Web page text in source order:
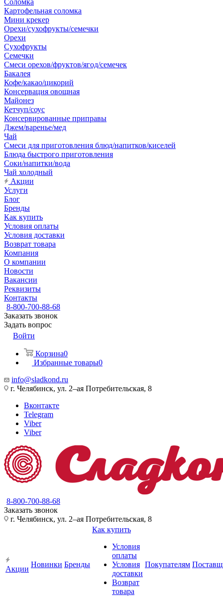
Соломка
Картофельная соломка
Мини крекер
Орехи/сухофрукты/семечки
Орехи
Сухофрукты
Семечки
Смеси орехов/фруктов/ягод/семечек
Бакалея
Кофе/какао/цикорий
Консервация овощная
Майонез
Кетчуп/соус
Консервированные приправы
Джем/варенье/мед
Чай
Смеси для приготовления блюд/напитков/киселей
Блюда быстрого приготовления
Соки/напитки/вода
Чай холодный
Акции
Услуги
Блог
Бренды
Как купить
Условия оплаты
Условия доставки
Возврат товара
Компания
О компании
Новости
Вакансии
Реквизиты
Контакты
8-800-700-88-68
Заказать звонок
Задать вопрос
Войти
Корзина0
Избранные товары0
info@sladkond.ru
г. Челябинск, ул. 2–ая Потребительская, 8
Вконтакте
Telegram
Viber
Viber
8-800-700-88-68
Заказать звонок
г. Челябинск, ул. 2–ая Потребительская, 8
Акции
Новинки Бренды
Как купить
Условия
оплаты
Условия
доставки
Возврат
товара
Покупателям